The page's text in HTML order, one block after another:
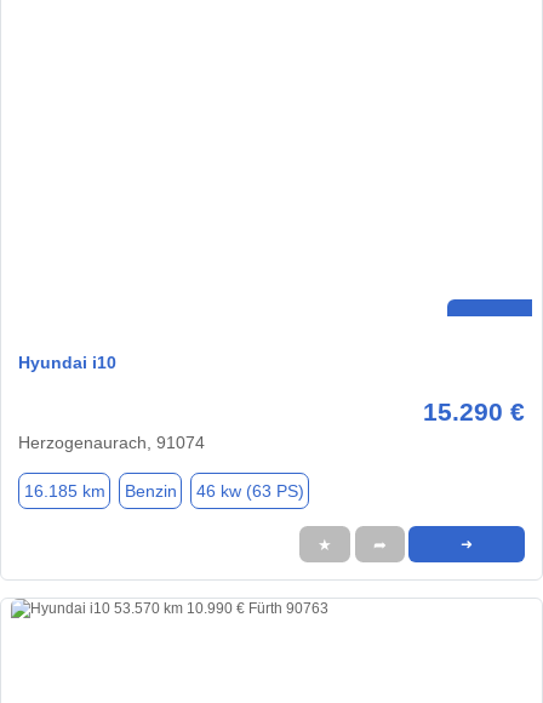
Hyundai i10
15.290 €
Herzogenaurach, 91074
16.185 km Benzin 46 kw (63 PS)
★ ➦ ➜